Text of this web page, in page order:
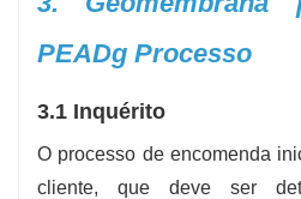
PEADg Processo
3.1 Inquérito
O processo de encomenda
cliente, que deve ser